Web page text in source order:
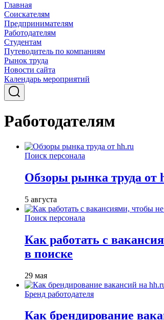
Главная
Соискателям
Предпринимателям
Работодателям
Студентам
Путеводитель по компаниям
Рынок труда
Новости сайта
Календарь мероприятий
Работодателям
Поиск персонала
Обзоры рынка труда от
5 августа
Поиск персонала
Как работать с
в поиске
29 мая
Бренд работодателя
Как брендирование